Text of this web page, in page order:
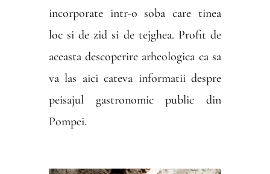
incorporate intr-o soba care tinea
loc si de zid si de tejghea. Profit de
aceasta descoperire arheologica ca sa
va las aici cateva informatii despre
peisajul gastronomic public din
Pompei.